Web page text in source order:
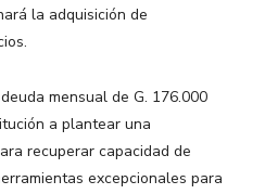
la adquisición de
mensual de G. 176.000
a plantear una
recuperar capacidad de
excepcionales para